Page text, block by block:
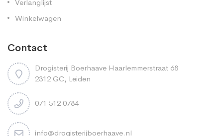
Verlanglijst
Winkelwagen
Contact
Drogisterij Boerhaave Haarlemmerstraat 68
2312 GC, Leiden
071 512 0784
info@drogisterijboerhaave.nl